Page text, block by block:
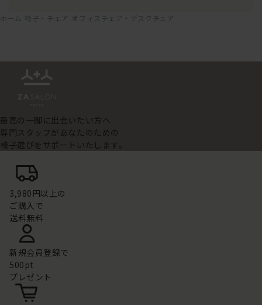
ホーム 椅子・チェア オフィスチェア・デスクチェア
最高の一脚に出会いたい方へ
専門スタッフがあなたのための
椅子選びをサポートいたします。
3,980円以上の
ご購入で
送料無料
新規会員登録で
500pt
プレゼント